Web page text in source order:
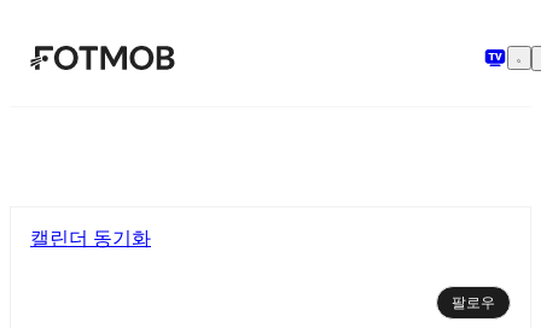
본문으로 건너뛰기
캘린더 동기화
팔로우